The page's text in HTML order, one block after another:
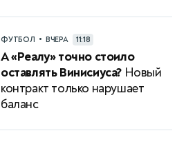
ФУТБОЛ • ВЧЕРА 11:18
А «Реалу» точно стоило
оставлять Винисиуса? Новый
контракт только нарушает
баланс